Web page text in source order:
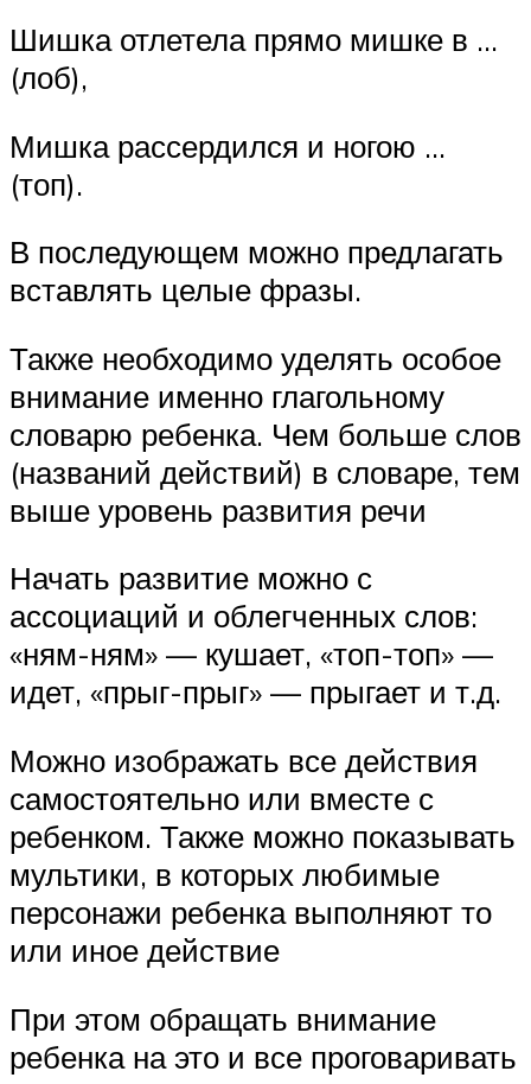
Шишка отлетела прямо мишке в …
(лоб),
Мишка рассердился и ногою …
(топ).
В последующем можно предлагать
вставлять целые фразы.
Также необходимо уделять особое
внимание именно глагольному
словарю ребенка. Чем больше слов
(названий действий) в словаре, тем
выше уровень развития речи
Начать развитие можно с
ассоциаций и облегченных слов:
«ням-ням» — кушает, «топ-топ» —
идет, «прыг-прыг» — прыгает и т.д.
Можно изображать все действия
самостоятельно или вместе с
ребенком. Также можно показывать
мультики, в которых любимые
персонажи ребенка выполняют то
или иное действие
При этом обращать внимание
ребенка на это и все проговаривать